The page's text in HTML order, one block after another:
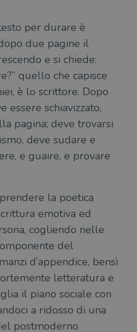
per durare è
due pagine il
e si chiede:
quello che capisce
è lo scrittore. Dopo
schiavizzato,
pagina; deve trovarsi
deve sudare e
e guaire, e provare
la poetica
emotiva ed
cogliendo nelle
del
d’appendice, bensì
letteratura e
il piano sociale con
a ridosso di una
postmoderno